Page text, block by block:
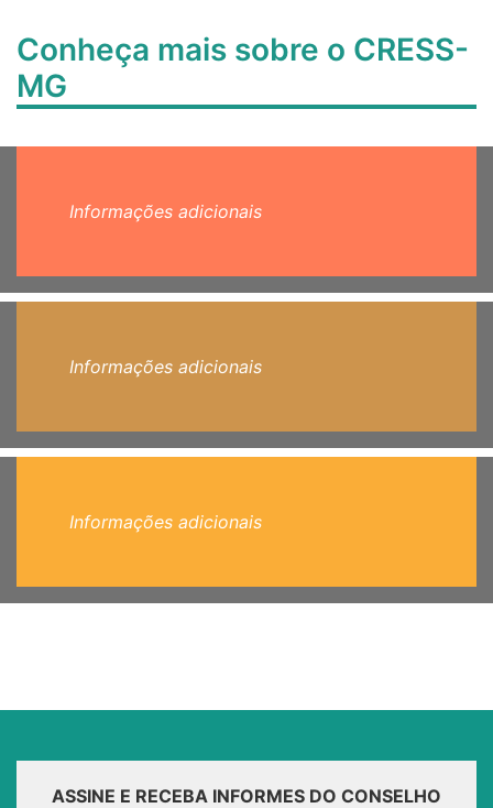
Conheça mais sobre o CRESS-
MG
Informações adicionais
Informações adicionais
Informações adicionais
ASSINE E RECEBA INFORMES DO CONSELHO